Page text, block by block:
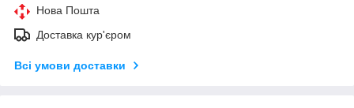
Нова Пошта
Доставка кур'єром
Всі умови доставки